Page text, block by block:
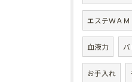
エステＷＡＭ
血液力
お手入れ